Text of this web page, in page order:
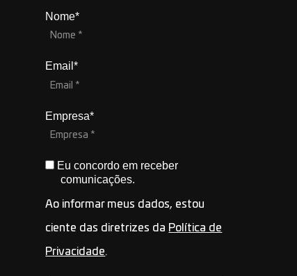
Nome*
Email*
Empresa*
Eu concordo em receber
comunicações.
Ao informar meus dados, estou
ciente das diretrizes da Política de
Privacidade.